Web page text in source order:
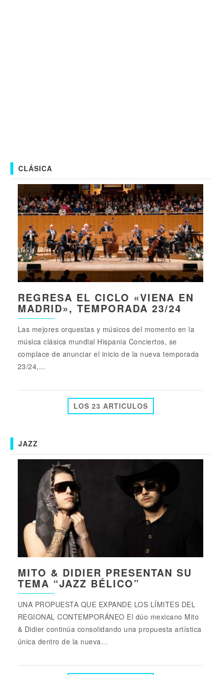
CLÁSICA
REGRESA EL CICLO «VIENA EN
MADRID», TEMPORADA 23/24
Las mejores orquestas y músicos del momento en la
música clásica mundial Hispania Conciertos, se
complace de anunciar el inicio de la nueva temporada
23/24,...
LOS 23 ARTICULOS
JAZZ
MITO & DIDIER PRESENTAN SU
TEMA “JAZZ BÉLICO”
UNA PROPUESTA QUE EXPANDE LOS LÍMITES DEL
REGIONAL CONTEMPORÁNEO El dúo mexicano Mito
& Didier continúa consolidando una propuesta artística
única dentro de la nueva...